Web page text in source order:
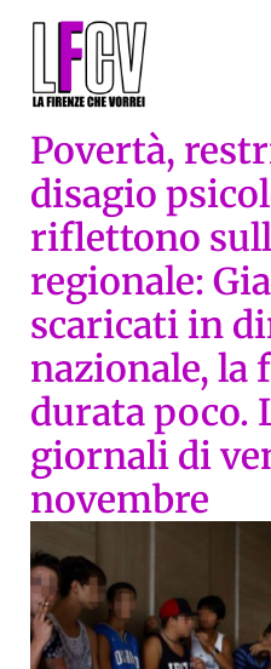
Povertà,
disagio
riflettono
regionale:
scaricati in
nazionale, la
durata poco.
giornali di
novembre